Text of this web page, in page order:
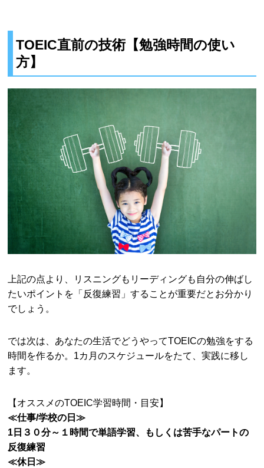
TOEIC直前の技術【勉強時間の使い
方】
上記の点より、リスニングもリーディングも自分の伸ばし
たいポイントを「反復練習」することが重要だとお分かり
でしょう。
では次は、あなたの生活でどうやってTOEICの勉強をする
時間を作るか。1カ月のスケジュールをたて、実践に移し
ます。
【オススメのTOEIC学習時間・目安】
≪仕事/学校の日≫
1日３０分～１時間で単語学習、もしくは苦手なパートの
反復練習
≪休日≫